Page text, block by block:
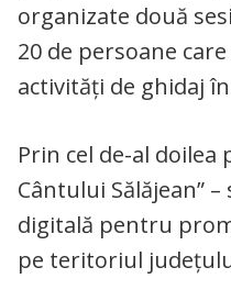
organizate două
20 de persoane
activități de ghidaj
Prin cel de-al doilea
Cântului Sălăjean”
digitală pentru
pe teritoriul